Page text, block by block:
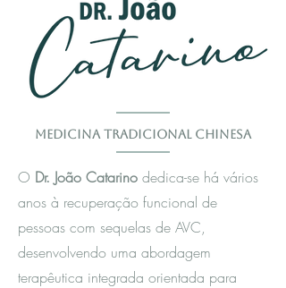
Medicina Tradicional Chinesa
O Dr. João Catarino dedica-se há vários
anos à recuperação funcional de
pessoas com sequelas de AVC,
desenvolvendo uma abordagem
terapêutica integrada orientada para